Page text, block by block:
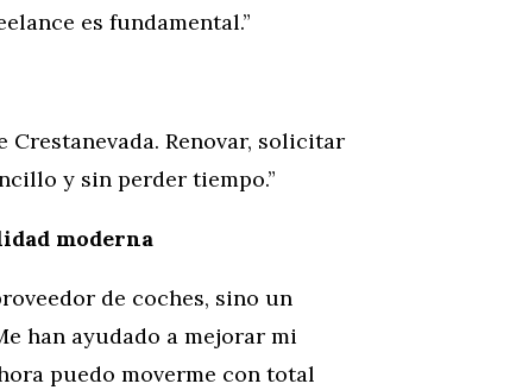
es fundamental.”
Crestanevada. Renovar, solicitar
y sin perder tiempo.”
moderna
de coches, sino un
han ayudado a mejorar mi
puedo moverme con total